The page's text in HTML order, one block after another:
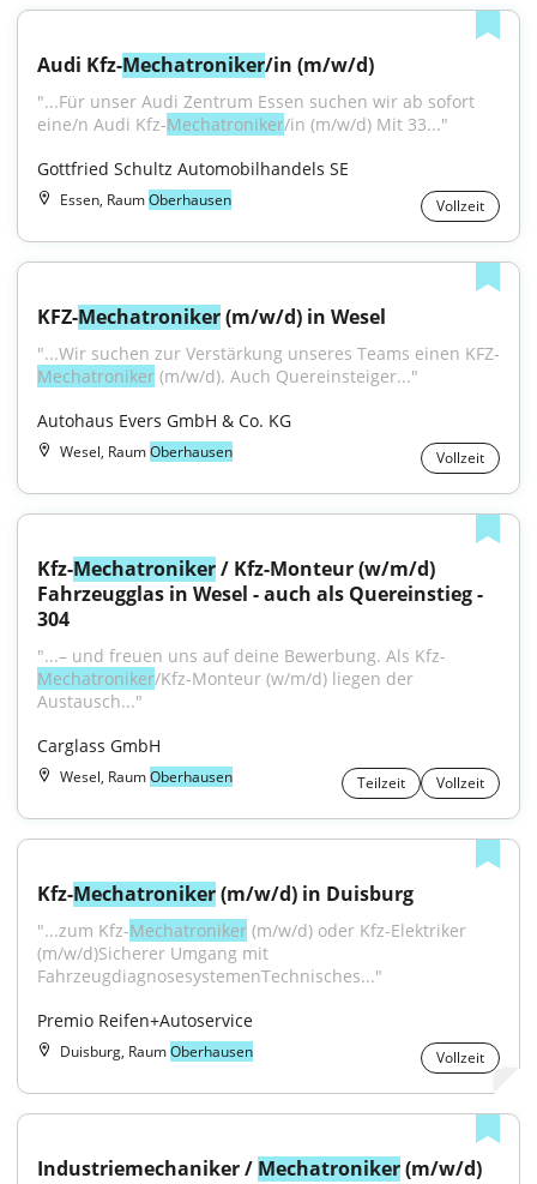
Audi Kfz-Mechatroniker/in (m/w/d)
"...Für unser Audi Zentrum Essen suchen wir ab sofort
eine/n Audi Kfz-Mechatroniker/in (m/w/d) Mit 33..."
Gottfried Schultz Automobilhandels SE
Essen, RaumOberhausen Vollzeit
KFZ-Mechatroniker (m/w/d) in Wesel
"...Wir suchen zur Verstärkung unseres Teams einen KFZ-
Mechatroniker (m/w/d). Auch Quereinsteiger..."
Autohaus Evers GmbH & Co. KG
Wesel, RaumOberhausen Vollzeit
Kfz-Mechatroniker / Kfz-Monteur (w/m/d)
Fahrzeugglas in Wesel - auch als Quereinstieg -
304
"...– und freuen uns auf deine Bewerbung. Als Kfz-
Mechatroniker/Kfz-Monteur (w/m/d) liegen der
Austausch..."
Carglass GmbH
Wesel, RaumOberhausen Teilzeit Vollzeit
Kfz-Mechatroniker (m/w/d) in Duisburg
"...zum Kfz-Mechatroniker (m/w/d) oder Kfz-Elektriker
(m/w/d)Sicherer Umgang mit
FahrzeugdiagnosesystemenTechnisches..."
Premio Reifen+Autoservice
Duisburg, RaumOberhausen Vollzeit
Industriemechaniker / Mechatroniker (m/w/d)